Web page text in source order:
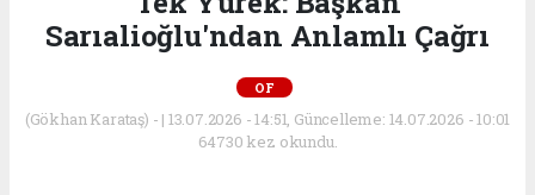
Sarıalioğlu'ndan Anlamlı Çağrı
OF
(Gökhan Karataş) - | 13.07.2026 - 14:51, Güncelleme: 14.07.2026 - 10:01
64730 kez okundu.